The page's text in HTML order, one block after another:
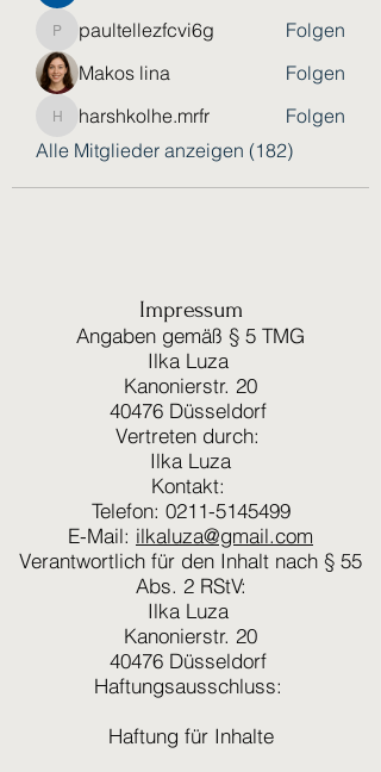
paultellezfcvi6g
paultellezfcvi6g
Folgen
Makos lina
Folgen
harshkolhe.mrfr
harshkolhe.mrfr
Folgen
Alle Mitglieder anzeigen (182)
Impressum
Angaben gemäß § 5 TMG
Ilka Luza
Kanonierstr. 20
40476 Düsseldorf
Vertreten durch:
Ilka Luza
Kontakt:
Telefon: 0211-5145499
E-Mail: ilkaluza@gmail.com
Verantwortlich für den Inhalt nach § 55
Abs. 2 RStV:
Ilka Luza
Kanonierstr. 20
40476 Düsseldorf
Haftungsausschluss:
Haftung für Inhalte